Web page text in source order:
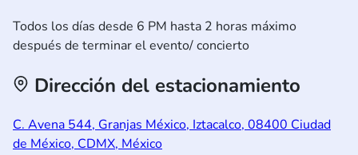
Todos los días desde 6 PM hasta 2 horas máximo
después de terminar el evento/ concierto
Dirección del estacionamiento
C. Avena 544, Granjas México, Iztacalco, 08400 Ciudad
de México, CDMX, México